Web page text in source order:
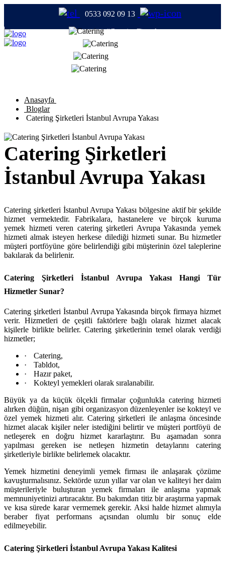
0533 092 09 13
#CateringFirmaları
Anasayfa
Bloglar
Catering Şirketleri İstanbul Avrupa Yakası
Catering Şirketleri
İstanbul Avrupa Yakası
Catering şirketleri İstanbul Avrupa Yakası bölgesine aktif bir şekilde
hizmet vermektedir. Fabrikalara, hastanelere ve birçok kuruma
yemek hizmeti veren catering şirketleri Avrupa Yakasında yemek
hizmeti almak isteyen herkese dilediği hizmeti sunar. Bu hizmetler
müşteri portföyüne göre belirlendiği gibi müşterinin özel taleplerine
bakılarak da belirlenir.
Catering Şirketleri İstanbul Avrupa Yakası Hangi Tür
Hizmetler Sunar?
Catering şirketleri İstanbul Avrupa Yakasında birçok firmaya hizmet
verir. Hizmetleri de çeşitli faktörlere bağlı olarak hizmet alacak
kişilerle birlikte belirler. Catering şirketlerinin temel olarak verdiği
hizmetler;
·
Catering,
·
Tabldot,
·
Hazır paket,
·
Kokteyl yemekleri olarak sıralanabilir.
Büyük ya da küçük ölçekli firmalar çoğunlukla catering hizmeti
alırken düğün, nişan gibi organizasyon düzenleyenler ise kokteyl ve
özel yemek hizmeti alır. Catering şirketleri ile anlaşma öncesinde
hizmet alacak kişiler neler istediğini belirtir ve müşteri portföyü de
netleşerek en doğru hizmet kararlaştırır. Bu aşamadan sonra
yapılması gereken ise netleşen hizmetin detaylarını catering
şirketleriyle birlikte belirlemek olacaktır.
Yemek hizmetini deneyimli yemek firması ile anlaşarak çözüme
kavuşturmalısınız. Sektörde uzun yıllar var olan ve kaliteyi her daim
müşterileriyle buluşturan yemek firmaları ile anlaşma yapmak
memnuniyetinizi artıracaktır. Bu bakımdan titiz bir araştırma yapmak
ve kısa sürede karar vermemek gerekir. Aksi halde hizmet alımıyla
beraber fiyat performans açısından olumlu bir sonuç elde
edilmeyebilir.
Catering Şirketleri İstanbul Avrupa Yakası Kalitesi